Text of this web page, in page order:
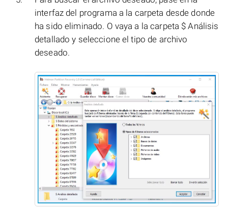
interfaz del programa a la carpeta desde donde
ha sido eliminado. O vaya a la carpeta $ Análisis
detallado y seleccione el tipo de archivo
deseado.